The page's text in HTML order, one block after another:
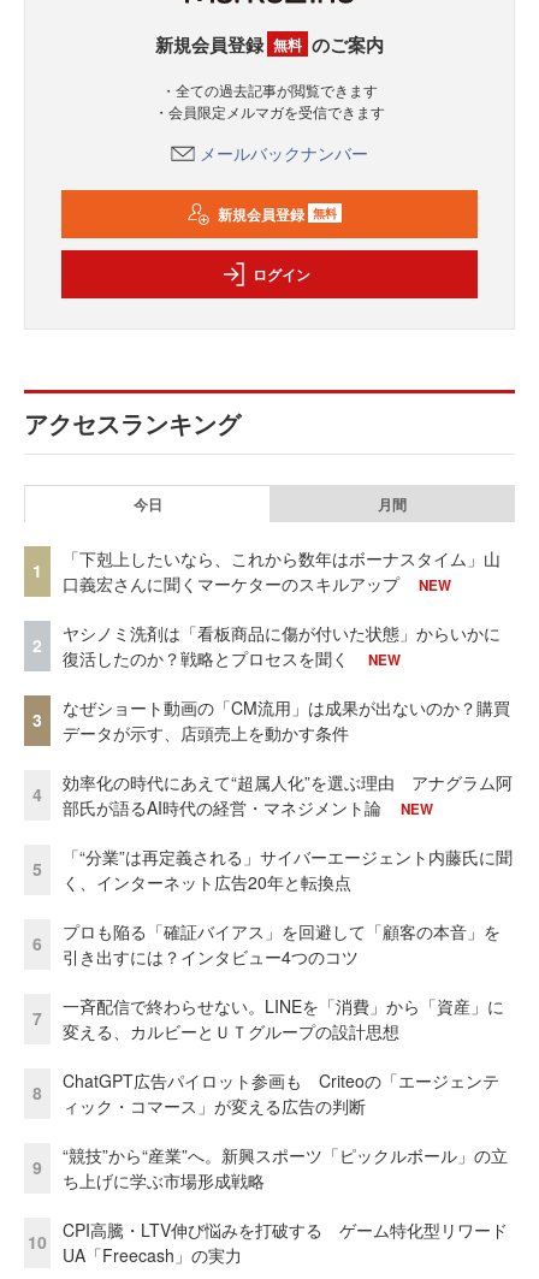
新規会員登録 無料 のご案内
・全ての過去記事が閲覧できます
・会員限定メルマガを受信できます
メールバックナンバー
新規会員登録 無料
ログイン
アクセスランキング
今日 月間
1
「下剋上したいなら、これから数年はボーナスタイム」山
口義宏さんに聞くマーケターのスキルアップ
NEW
2
ヤシノミ洗剤は「看板商品に傷が付いた状態」からいかに
復活したのか？戦略とプロセスを聞く
NEW
3
なぜショート動画の「CM流用」は成果が出ないのか？購買
データが示す、店頭売上を動かす条件
4
効率化の時代にあえて“超属人化”を選ぶ理由 アナグラム阿
部氏が語るAI時代の経営・マネジメント論
NEW
5
「“分業”は再定義される」サイバーエージェント内藤氏に聞
く、インターネット広告20年と転換点
6
プロも陥る「確証バイアス」を回避して「顧客の本音」を
引き出すには？インタビュー4つのコツ
7
一斉配信で終わらせない。LINEを「消費」から「資産」に
変える、カルビーとＵＴグループの設計思想
8
ChatGPT広告パイロット参画も Criteoの「エージェンテ
ィック・コマース」が変える広告の判断
9
“競技”から“産業”へ。新興スポーツ「ピックルボール」の立
ち上げに学ぶ市場形成戦略
10
CPI高騰・LTV伸び悩みを打破する ゲーム特化型リワード
UA「Freecash」の実力